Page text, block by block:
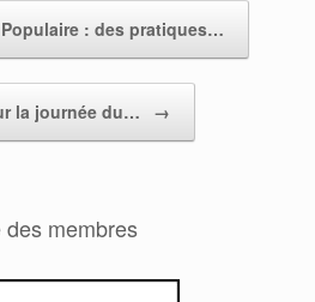
Populaire : des pratiques…
la journée du… →
des membres